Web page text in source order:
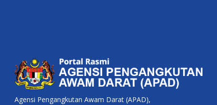
Agensi Pengangkutan Awam Darat (APAD),